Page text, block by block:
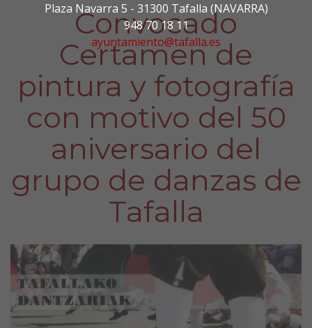
Plaza Navarra 5 - 31300 Tafalla (NAVARRA)
948 70 18 11
ayuntamiento@tafalla.es
Convocado
Certamen de
pintura y fotografía
con motivo del 50
aniversario del
grupo de danzas de
Tafalla